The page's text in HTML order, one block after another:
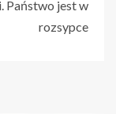
Państwo jest w
rozsypce